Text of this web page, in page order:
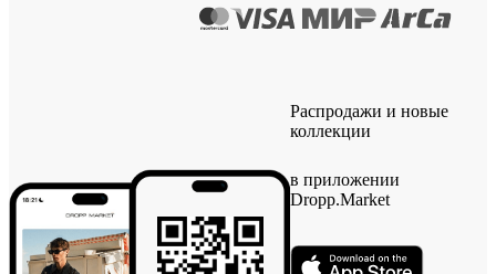
Распродажи и новые
коллекции
в приложении
Dropp.Market